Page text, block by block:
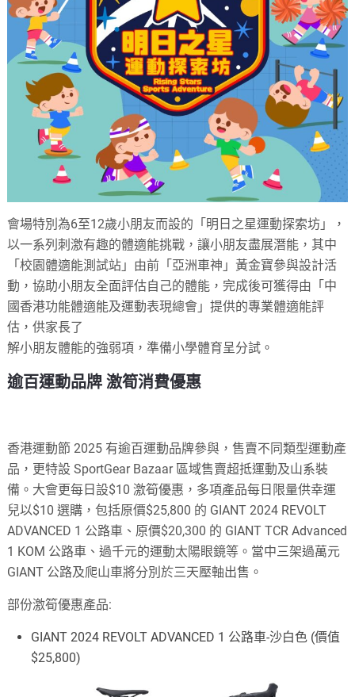
會場特別為6至12歲小朋友而設的「明日之星運動探索坊」，
以一系列刺激有趣的體適能挑戰，讓小朋友盡展潛能，其中
「校園體適能測試站」由前「亞洲車神」黃金寶參與設計活
動，協助小朋友全面評估自己的體能，完成後可獲得由「中
國香港功能體適能及運動表現總會」提供的專業體適能評
估，供家長了
解小朋友體能的強弱項，準備小學體育呈分試。
逾百運動品牌 激筍消費優惠
香港運動節 2025 有逾百運動品牌參與，售賣不同類型運動產
品，更特設 SportGear Bazaar 區域售賣超抵運動及山系裝
備。大會更每日設$10 激筍優惠，多項產品每日限量供幸運
兒以$10 選購，包括原價$25,800 的 GIANT 2024 REVOLT
ADVANCED 1 公路車、原價$20,300 的 GIANT TCR Advanced
1 KOM 公路車、過千元的運動太陽眼鏡等。當中三架過萬元
GIANT 公路及爬山車將分別於三天壓軸出售。
部份激筍優惠產品:
GIANT 2024 REVOLT ADVANCED 1 公路車-沙白色 (價值
$25,800)